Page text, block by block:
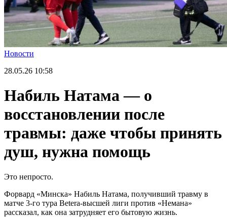
Новости
28.05.26 10:58
Набиль Натама — о
восстановлении после
травмы: даже чтобы принять
душ, нужна помощь
Это непросто.
Форвард «Минска» Набиль Натама, получивший травму в
матче 3-го тура Betera-высшей лиги против «Немана»
рассказал, как она затрудняет его бытовую жизнь.